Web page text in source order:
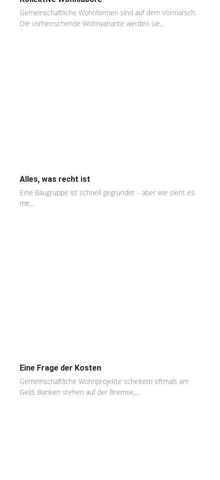
Gemeinschaftliche Wohnformen sind auf dem Vormarsch.
Die vorherrschende Wohnvariante werden sie...
Alles, was recht ist
Eine Baugruppe ist schnell gegründet – aber wie sieht es
mit...
Eine Frage der Kosten
Gemeinschaftliche Wohnprojekte scheitern oftmals am
Geld. Banken stehen auf der Bremse,...